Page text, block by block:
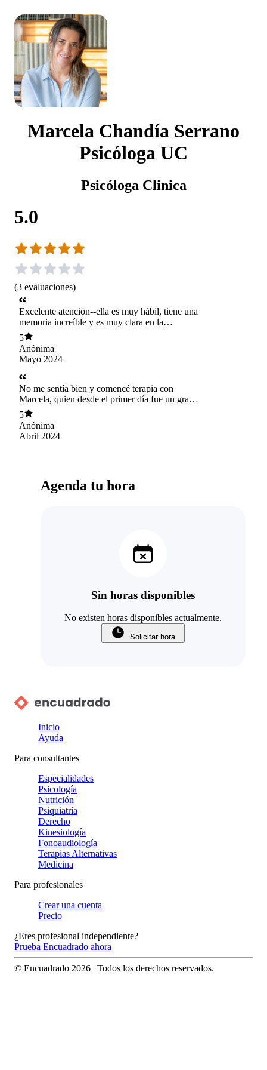
Marcela Chandía Serrano
Psicóloga UC
Psicóloga Clinica
5.0
(3 evaluaciones)
Excelente atención--ella es muy hábil, tiene una
memoria increíble y es muy clara en la
5
Anónima
Mayo 2024
No me sentía bien y comencé terapia con
Marcela, quien desde el primer día fue un gran
apoyo para sentirme escuchado y una guía para
poder también escucharme a mi mismo, en un
dialogo que me ha ayudado a expandir mi
autopercepción, desarrollar autocuidado y sanar
5
Anónima
Abril 2024
Agenda tu hora
Sin horas disponibles
No existen horas disponibles actualmente.
Solicitar hora
Inicio
Ayuda
Para consultantes
Especialidades
Psicología
Nutrición
Psiquiatría
Derecho
Kinesiología
Fonoaudiología
Terapias Alternativas
Medicina
Para profesionales
Crear una cuenta
Precio
¿Eres profesional independiente?
Prueba Encuadrado ahora
© Encuadrado 2026 | Todos los derechos reservados.